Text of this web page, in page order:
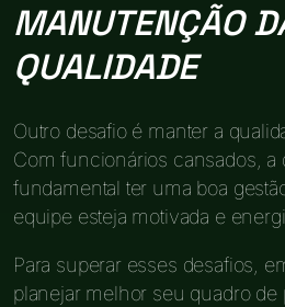
MANUTENÇÃO
QUALIDADE
Outro desafio é manter a
Com funcionários cansados, a
fundamental ter uma boa
equipe esteja motivada e
Para superar esses desafios,
planejar melhor seu quadro de